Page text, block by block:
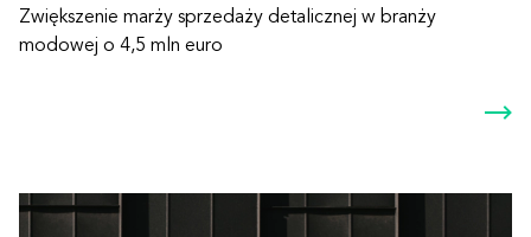
Zwiększenie marży sprzedaży detalicznej w branży
modowej o 4,5 mln euro